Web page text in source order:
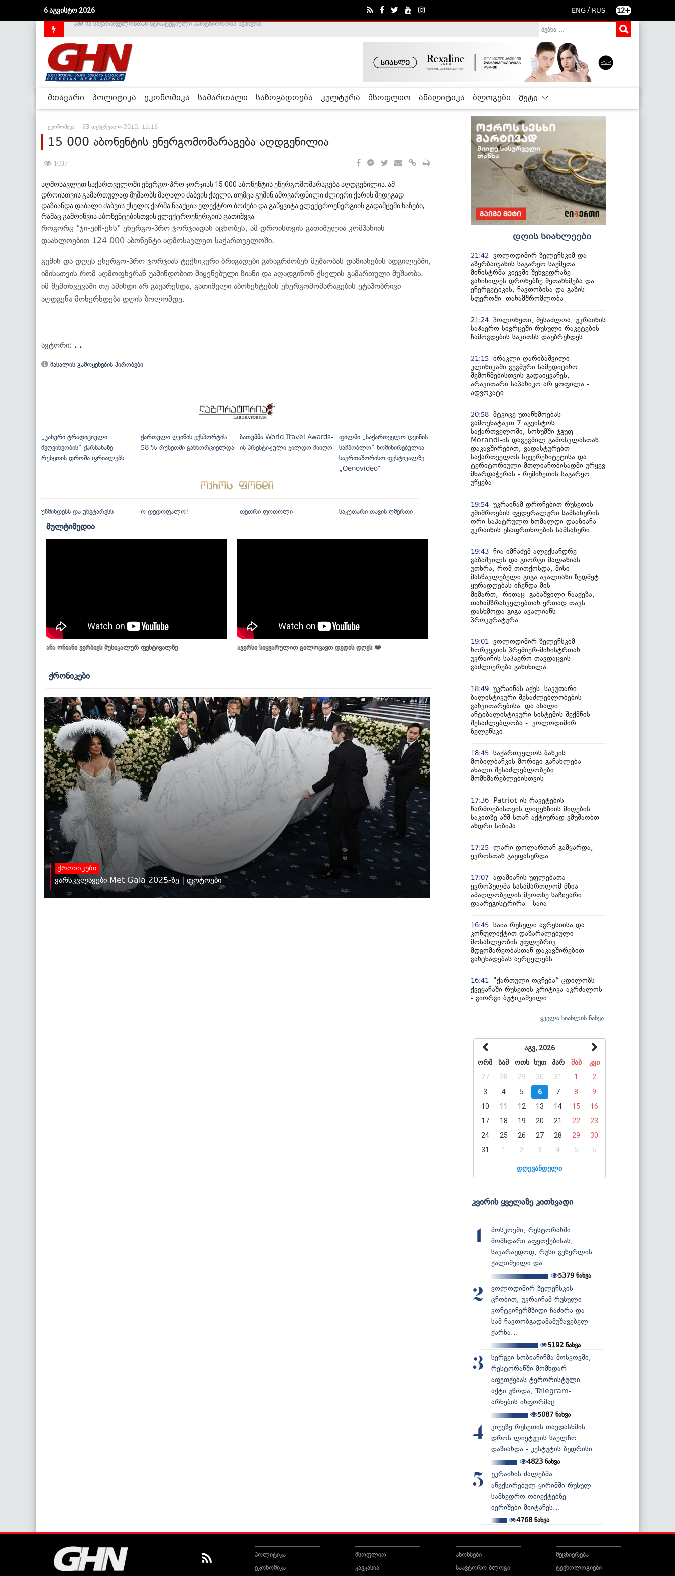
6 აგვისტო 2026 ENG / RUS 12+
საქართველოს დე-ფაქტო მთავრობა არალეგიტიმურია - ჰელსინკის კომისია
მთავარი პოლიტიკა ეკონომიკა სამართალი საზოგადოება კულტურა მსოფლიო ანალიტიკა ბლოგები მეტი
ეკონომიკა 23 თებერვალი 2010, 11:16
15 000 აბონენტის ენერგომომარაგება აღდგენილია
1037
აღმოსავლეთ საქართველოში ენერგო-პრო ჯორჯიას 15 000 აბონენტის ენერგომომარაგება აღდგენილია. ამ
დროისთვის გამართულად მუშაობს მაღალი ძაბვის ქსელი, თუმცა გუშინ ამოვარდნილი ძლიერი ქარის შედეგად
დაზიანდა დაბალი ძაბვის ქსელი; ქარმა წააქცია ელექტრო ბოძები და გაწყვიტა ელექტროენერგიის გადამცემი ხაზები,
რამაც გამოიწვია აბონენტებისთვის ელექტროენერგიის გათიშვვა.
როგორც "ჯი-ეიჩ-ენს" ენერგო-პრო ჯორჯიადან აცნობეს, ამ დროისთვის გათიშულია კომპანიის
დაახლოებით 124 000 აბონენტი აღმოსავლეთ საქართველოში.
გუშინ და დღეს ენერგო-პრო ჯორჯიას ტექნიკური ბრიგადები განაგრძობენ მუშაობას დაზიანების ადგილებში,
იმისათვის რომ აღმოფხვრან უამინდობით მიყენებული ზიანი და აღადგინონ ქსელის გამართული მუშაობა.
იმ შემთხვევაში თუ ამინდი არ გაუარესდა, გათიშული აბონენტების ენერგომომარაგების ეტაპობრივი
აღდგენა მოხერხდება დღის ბოლომდე.
ავტორი: . .
მასალის გამოყენების პირობები
„კახური ტრადიციული
მეღვინეობის“ ქარხანაზე
რუსეთის დროშა ფრიალებს
ქართული ღვინის ექსპორტის
58 % რუსეთში განხორციელდა
ბათუმმა World Travel Awards-
ის პრესტიჟული ჯილდო მიიღო
ფილმი „საქართველო ღვინის
სამშობლო“ ნომინირებულია
საერთაშორისო ფესტივალზე
„Oenovideo“
უწმინდესს და უნეტარესს ო დედოფალო! თეთრი ფოთოლი საკუთარი თავის ღმერთი
მულტიმედია
ანა ონიანი ვერბიეს მუსიკალურ ფესტივალზე ავერსი სიყვარულით გილოცავთ დედის დღეს ❤️
ქრონიკები
ქრონიკები
ვარსკვლავები Met Gala 2025-ზე | ფოტოები
დღის სიახლეები
21:42
ვოლოდიმირ ზელენსკიმ და
აზერბაიჯანის საგარეო საქმეთა
მინისტრმა კიევში შეხვედრაზე
განიხილეს დრონებზე შეთანხმება და
ენერგეტიკის, ნავთობისა და გაზის
სფეროში თანამშრომლობა
21:24 პოლონეთი, შესაძლოა, უკრაინის
საჰაერო სივრცეში რუსული რაკეტების
ჩამოგდების საკითხს დაუბრუნდეს
21:15 ირაკლი ღარიბაშვილი
კლინიკაში გეგმური სამედიცინო
შემოწმებისთვის გადაიყვანეს,
არავითარი საპანიკო არ ყოფილა -
ადვოკატი
20:58 მტკიცე უთანხმოებას
გამოვხატავთ 7 აგვისტოს
საქართველოში, სოხუმში ჯგუფ
Morandi-ის დაგეგმილ გამოსვლასთან
დაკავშირებით, ვადასტურებთ
საქართველოს სუვერენიტეტისა და
ტერიტორიული მთლიანობისადმი ურყევ
მხარდაჭერას - რუმინეთის საგარეო
უწყება
19:54 უკრაინამ დრონებით რუსეთის
უშიშროების ფედერალური სამსახურის
ორი საპატრულო ხომალდი დააზიანა -
უკრაინის უსაფრთხოების სამსახური
19:43 ნია იმნაძემ ალექსანდრე
გაბაშვილს და გიორგი მალანიას
უთხრა, რომ თითქოსდა, მისი
მასწავლებელი გიგა ავალიანი ზედმეტ
ყურადღებას იჩენდა მის
მიმართ, რითაც გაბაშვილი წააქეზა,
თანამზრახველებთან ერთად თავს
დასხმოდა გიგა ავალიანს -
პროკურატურა
19:01
ვოლოდიმირ ზელენსკიმ
ნორვეგიის პრემიერ-მინისტრთან
უკრაინის საჰაერო თავდაცვის
გაძლიერება განიხილა
18:49 უკრაინას აქვს საკუთარი
ბალისტიკური შესაძლებლობების
განვითარებისა და ახალი
ანტიბალისტიკური სისტემის შექმნის
შესაძლებლობა - ვოლოდიმირ
ზელენსკი
18:45 საქართველოს ბანკის
მობილბანკის მორიგი განახლება -
ახალი შესაძლებლობები
მომხმარებლებისთვის
17:36
Patriot-ის რაკეტების
წარმოებისთვის ლიცენზიის მიღების
საკითზე აშშ-სთან აქტიურად ვმუშაობთ -
ანდრი სიბიჰა
17:25 ლარი დოლართან გამყარდა,
ევროსთან გაუფასურდა
17:07 ადამიანის უფლებათა
ევროპულმა სასამართლომ მზია
ამაღლობელის მეოთხე საჩივარი
დაარეგისტრირა - საია
16:45 საია რუსული აგრესიისა და
კონფლიქტით დაზარალებული
მოსახლეობის უფლებრივ
მდგომარეობასთან დაკავშირებით
განცხადებას ავრცელებს
16:41
"ქართული ოცნება“ ცდილობს
ქვეყანაში რუსეთის კრიტიკა აკრძალოს
- გიორგი ბუტიკაშვილი
ყველა სიახლის ნახვა
აგვ, 2026
ორშ
სამ ოთხ ხუთ პარ შაბ
კვი
27
28 29 30 31 1
2
3
4 5 6 7 8
9
10
11 12 13 14 15
16
17
18 19 20 21 22
23
24
25 26 27 28 29
30
31
1 2 3 4 5 6
დღევანდელი
კვირის ყველაზე კითხვადი
1
მოსკოვში, რესტორანში
მომხდარი აფეთქებისას,
სავარაუდოდ, რუსი გენერლის
ქალიშვილი და...
5379 ნახვა
2
ვოლოდიმირ ზელენსკის
ცნობით, უკრაინამ რუსული
კონტეინერმზიდი ჩაძირა და
სამ ნავთობგადამამუშავებელ
ქარხა...
5192 ნახვა
3
სერგეი სობიანინმა მოსკოვში,
რესტორანში მომხდარ
აფეთქებას ტერორისტული
აქტი უწოდა, Telegram-
არხების ინფორმაც...
5087ნახვა
4
კიევზე რუსეთის თავდასხმის
დროს ლიეტუვის საელჩო
დაზიანდა - კესტუტის ბუდრისი
4823ნახვა
5
უკრაინის ძალებმა
ანექსირებულ ყირიმში რუსულ
სამხედრო ობიექტებზე
იერიშები მიიტანეს...
4768 ნახვა
პოლიტიკა
ეკონომიკა
მსოფლიო
კავკასია
ანონსები
საავტორო ბლოგი
მეცნიერება
ტექნოლოგიები